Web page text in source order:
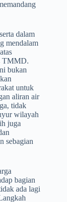
dalam
mendalam
TMMD.
bukan
untuk
aliran air
tidak
wilayah
juga
sebagian
bagian
ada lagi